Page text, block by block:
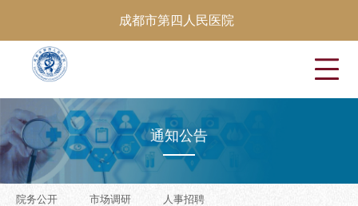
成都市第四人民医院
通知公告
院务公开 市场调研 人事招聘